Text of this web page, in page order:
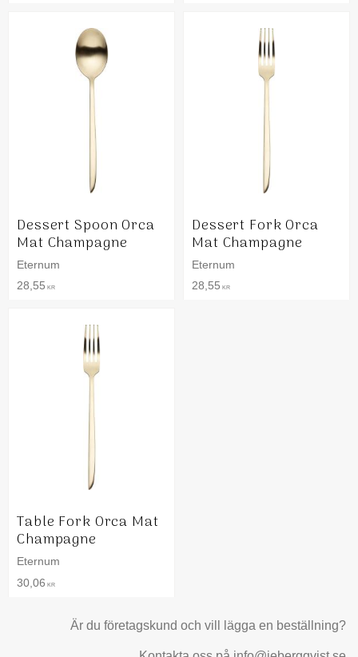
Dessert Spoon Orca
Mat Champagne
Eternum
28,55 KR
Dessert Fork Orca
Mat Champagne
Eternum
28,55 KR
Table Fork Orca Mat
Champagne
Eternum
30,06 KR
Är du företagskund och vill lägga en beställning?